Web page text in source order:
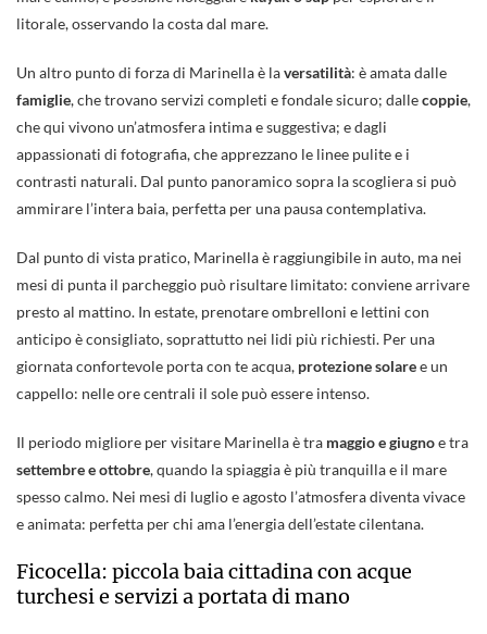
litorale, osservando la costa dal mare.
Un altro punto di forza di Marinella è laversatilità: è amata dalle
famiglie, che trovano servizi completi e fondale sicuro; dallecoppie,
che qui vivono un’atmosfera intima e suggestiva; e dagli
appassionati di fotografia, che apprezzano le linee pulite e i
contrasti naturali. Dal punto panoramico sopra la scogliera si può
ammirare l’intera baia, perfetta per una pausa contemplativa.
Dal punto di vista pratico, Marinella è raggiungibile in auto, ma nei
mesi di punta il parcheggio può risultare limitato: conviene arrivare
presto al mattino. In estate, prenotare ombrelloni e lettini con
anticipo è consigliato, soprattutto nei lidi più richiesti. Per una
giornata confortevole porta con te acqua, protezione solaree un
cappello: nelle ore centrali il sole può essere intenso.
Il periodo migliore per visitare Marinella è tra maggio e giugnoe tra
settembre e ottobre, quando la spiaggia è più tranquilla e il mare
spesso calmo. Nei mesi di luglio e agosto l’atmosfera diventa vivace
e animata: perfetta per chi ama l’energia dell’estate cilentana.
Ficocella: piccola baia cittadina con acque
turchesi e servizi a portata di mano